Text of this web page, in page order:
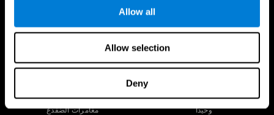
Allow all
Allow selection
Deny
ألعاب عقلية
الكلمات المتقاطعة الصغيرة
Crystal Miner
وحيدا
العثور عن الحيوات الأليف
اللغز الفني 3D
مغامرات الضفدع